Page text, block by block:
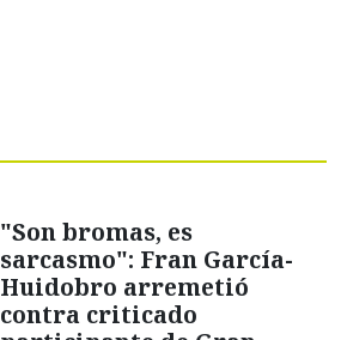
"Son bromas, es
sarcasmo": Fran García-
Huidobro arremetió
contra criticado